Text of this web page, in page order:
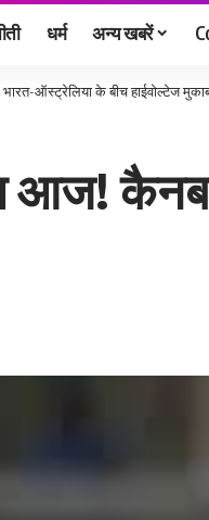
धर्म अन्य खबरें
ऑस्ट्रेलिया के बीच हाईवोल्टेज